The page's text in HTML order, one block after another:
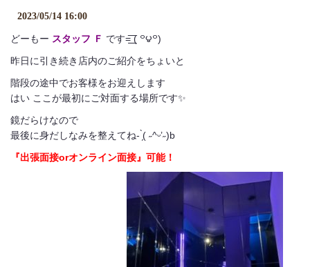
2023/05/14 16:00
どーもー スタッフ Ｆ です=͟͟͞͞ ( ꒪౪꒪)
昨日に引き続き店内のご紹介をちょいと
階段の途中でお客様をお迎えします
はい ここが最初にご対面する場所です✨
鏡だらけなので
最後に身だしなみを整えてね- ̗̀( ˶^ᵕ’˶)b
『出張面接orオンライン面接』可能！